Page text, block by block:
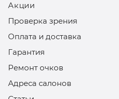
Акции
Проверка зрения
Оплата и доставка
Гарантия
Ремонт очков
Адреса салонов